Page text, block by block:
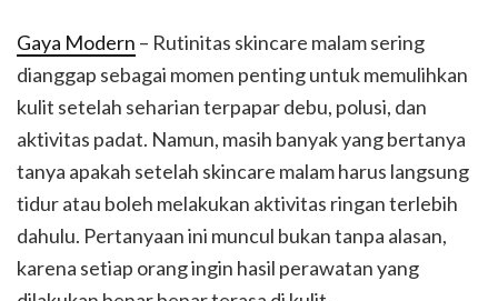
Gaya Modern – Rutinitas skincare malam sering
dianggap sebagai momen penting untuk memulihkan
kulit setelah seharian terpapar debu, polusi, dan
aktivitas padat. Namun, masih banyak yang bertanya
tanya apakah setelah skincare malam harus langsung
tidur atau boleh melakukan aktivitas ringan terlebih
dahulu. Pertanyaan ini muncul bukan tanpa alasan,
karena setiap orang ingin hasil perawatan yang